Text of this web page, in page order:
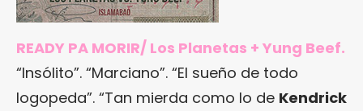
READY PA MORIR/ Los Planetas + Yung Beef.
“Insólito”. “Marciano”. “El sueño de todo
logopeda”. “Tan mierda como lo de Kendrick